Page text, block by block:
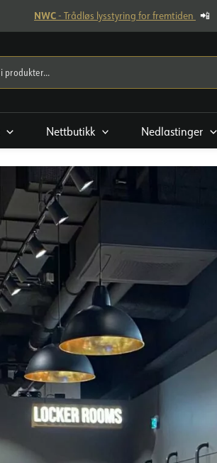
NWC- Trådløs lysstyring for fremtiden 📲
Nettbutikk Nedlastinger